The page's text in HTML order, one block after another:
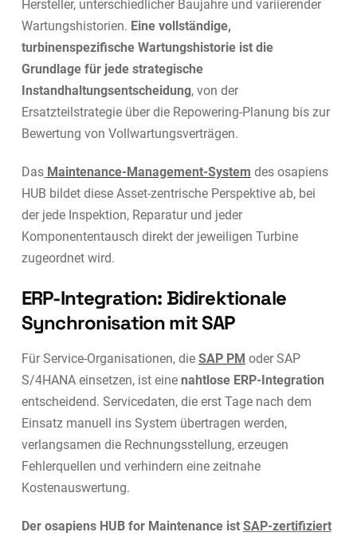
Hersteller, unterschiedlicher Baujahre und variierender
Wartungshistorien. Eine vollständige,
turbinenspezifische Wartungshistorie ist die
Grundlage für jede strategische
Instandhaltungsentscheidung, von der
Ersatzteilstrategie über die Repowering-Planung bis zur
Bewertung von Vollwartungsverträgen.
Das Maintenance-Management-System des osapiens
HUB bildet diese Asset-zentrische Perspektive ab, bei
der jede Inspektion, Reparatur und jeder
Komponententausch direkt der jeweiligen Turbine
zugeordnet wird.
ERP-Integration: Bidirektionale
Synchronisation mit SAP
Für Service-Organisationen, die SAP PM oder SAP
S/4HANA einsetzen, ist eine nahtlose ERP-Integration
entscheidend. Servicedaten, die erst Tage nach dem
Einsatz manuell ins System übertragen werden,
verlangsamen die Rechnungsstellung, erzeugen
Fehlerquellen und verhindern eine zeitnahe
Kostenauswertung.
Der osapiens HUB for Maintenance ist SAP-zertifiziert